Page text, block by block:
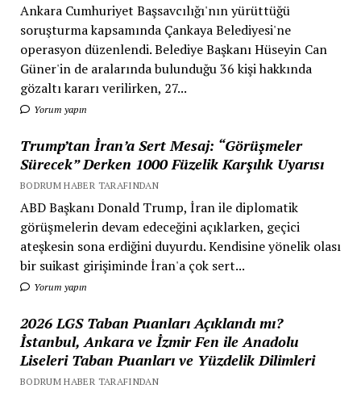
Ankara Cumhuriyet Başsavcılığı'nın yürüttüğü
soruşturma kapsamında Çankaya Belediyesi'ne
operasyon düzenlendi. Belediye Başkanı Hüseyin Can
Güner'in de aralarında bulunduğu 36 kişi hakkında
gözaltı kararı verilirken, 27...
Yorum yapın
Trump’tan İran’a Sert Mesaj: “Görüşmeler
Sürecek” Derken 1000 Füzelik Karşılık Uyarısı
BODRUM HABER TARAFINDAN
ABD Başkanı Donald Trump, İran ile diplomatik
görüşmelerin devam edeceğini açıklarken, geçici
ateşkesin sona erdiğini duyurdu. Kendisine yönelik olası
bir suikast girişiminde İran'a çok sert...
Yorum yapın
2026 LGS Taban Puanları Açıklandı mı?
İstanbul, Ankara ve İzmir Fen ile Anadolu
Liseleri Taban Puanları ve Yüzdelik Dilimleri
BODRUM HABER TARAFINDAN